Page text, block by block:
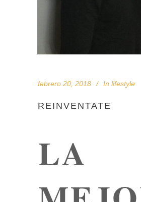
febrero 20, 2018 In lifestyle
REINVENTATE
LA